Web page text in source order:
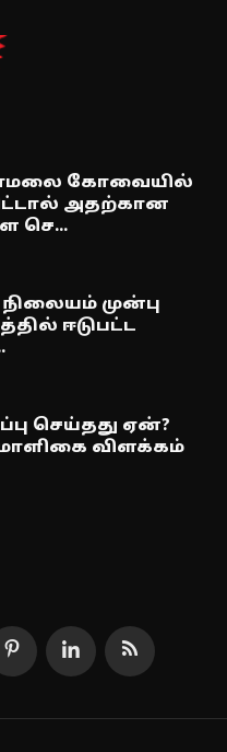
கோவையில்
அதற்கான
செ...
முன்பு
ஈடுபட்ட
செய்தது ஏன்?
விளக்கம்